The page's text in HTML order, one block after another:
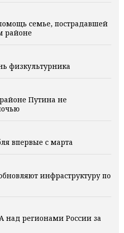
семье, пострадавшей
районе
физкультурника
Путина не
впервые с марта
инфраструктуру по
регионами России за